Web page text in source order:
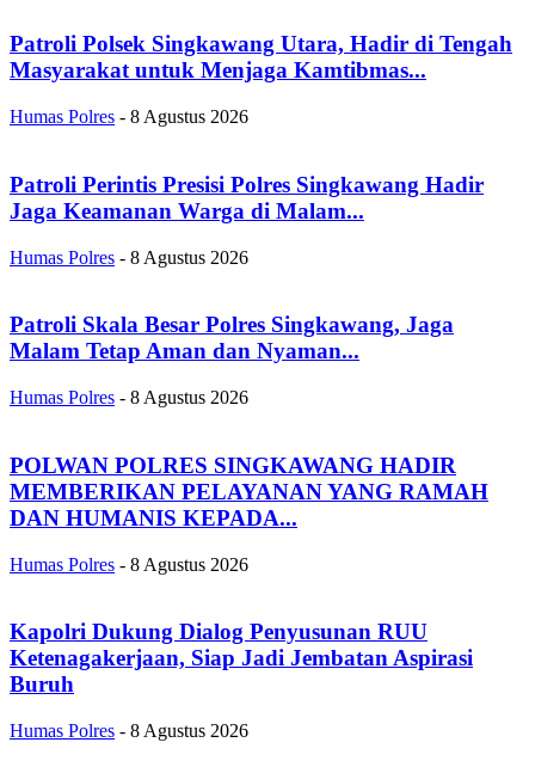
Patroli Polsek Singkawang Utara, Hadir di Tengah
Masyarakat untuk Menjaga Kamtibmas...
Humas Polres - 8 Agustus 2026
Patroli Perintis Presisi Polres Singkawang Hadir
Jaga Keamanan Warga di Malam...
Humas Polres - 8 Agustus 2026
Patroli Skala Besar Polres Singkawang, Jaga
Malam Tetap Aman dan Nyaman...
Humas Polres - 8 Agustus 2026
POLWAN POLRES SINGKAWANG HADIR
MEMBERIKAN PELAYANAN YANG RAMAH
DAN HUMANIS KEPADA...
Humas Polres - 8 Agustus 2026
Kapolri Dukung Dialog Penyusunan RUU
Ketenagakerjaan, Siap Jadi Jembatan Aspirasi
Buruh
Humas Polres - 8 Agustus 2026